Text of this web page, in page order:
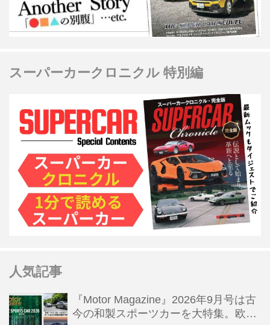
スーパーカークロニクル 特別編
人気記事
『Motor Magazine』2026年9月号は古
今の和製スポーツカーを大特集。欧州